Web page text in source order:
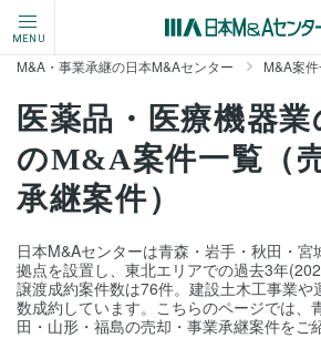
MENU
M&A・事業承継の日本M&Aセンター M&A案
医薬品・医療機器
のM&A案件一覧（
承継案件）
日本M&Aセンターは青森・岩手・秋田・宮
拠点を設置し、東北エリアでの過去3年
譲渡成約案件数は76件。建設土木工事業や
数成約しています。こちらのページでは、
田・山形・福島の売却・事業承継案件をご